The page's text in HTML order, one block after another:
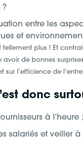
?
entre les
et
plus ! Et
avoir de bonnes
sur l’efficience de
donc
à l’heure ;
salariés et veiller à